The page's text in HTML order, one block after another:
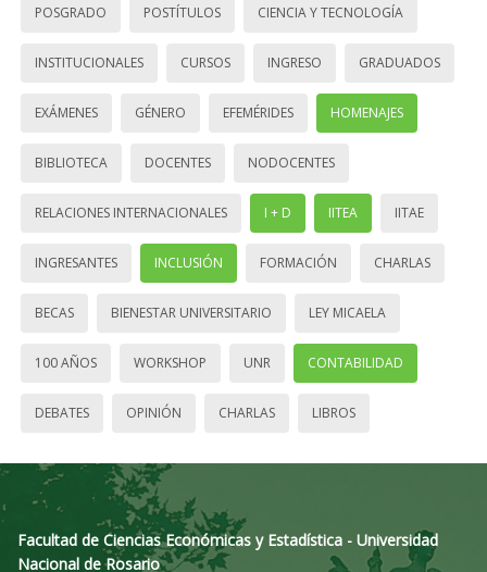
POSGRADO POSTÍTULOS CIENCIA Y TECNOLOGÍA
INSTITUCIONALES CURSOS INGRESO GRADUADOS
EXÁMENES GÉNERO EFEMÉRIDES HOMENAJES
BIBLIOTECA DOCENTES NODOCENTES
RELACIONES INTERNACIONALES I + D IITEA IITAE
INGRESANTES INCLUSIÓN FORMACIÓN CHARLAS
BECAS BIENESTAR UNIVERSITARIO LEY MICAELA
100 AÑOS WORKSHOP UNR CONTABILIDAD
DEBATES OPINIÓN CHARLAS LIBROS
Facultad de Ciencias Económicas y Estadística - Universidad
Nacional de Rosario